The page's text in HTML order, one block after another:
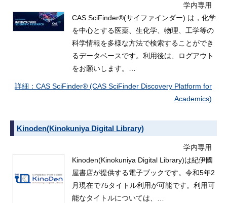
学内専用
CAS SciFinder®(サイファインダー) は，化学
を中心とする医薬、生化学、物理、工学等の
科学情報を多様な方法で検索することができ
るデータベースです。利用後は、ログアウト
をお願いします。…
CAS SciFinder® (CAS SciFinder Discovery Platform for
Academics)
Kinoden(Kinokuniya Digital Library)
学内専用
Kinoden(Kinokuniya Digital Library)は紀伊國
屋書店が提供する電子ブックです。令和5年2
月現在で75タイトル利用が可能です。利用可
能なタイトルについては、…